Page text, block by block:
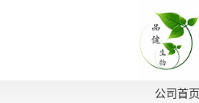
公司首页